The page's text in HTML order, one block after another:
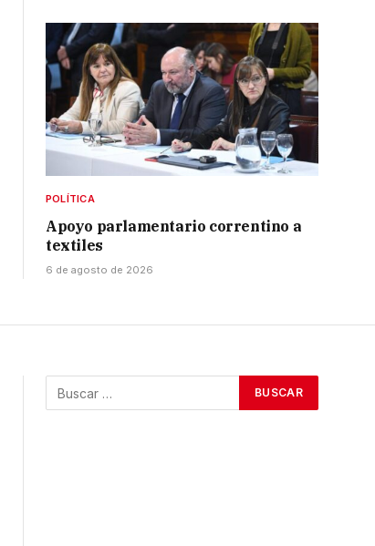
POLÍTICA
Apoyo parlamentario correntino a
textiles
6 de agosto de 2026